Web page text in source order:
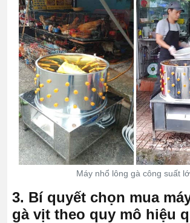
Máy nhổ lông gà công suất
3. Bí quyết chọn mua
gà vịt theo quy mô hiệu